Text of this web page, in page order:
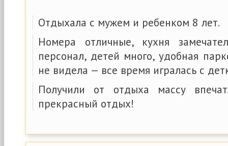
Отдыхала с мужем и ребенком 8 лет.
Номера отличные, кухня
персонал, детей много, удобная
не видела — все время игралась с
Получили от отдыха массу
прекрасный отдых!